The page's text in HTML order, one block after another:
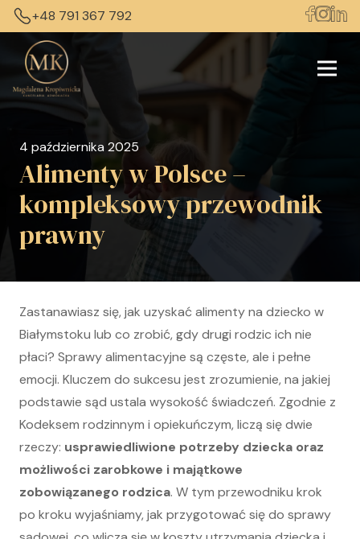
+48 791 367 792
4 października 2025
Alimenty w Polsce –
kompleksowy przewodnik
prawny
Zastanawiasz się, jak uzyskać alimenty na dziecko w
Białymstoku lub co zrobić, gdy drugi rodzic ich nie
płaci? Sprawy alimentacyjne są częste, ale i pełne
emocji. Kluczem do sukcesu jest zrozumienie, na jakiej
podstawie sąd ustala wysokość świadczeń. Zgodnie z
Kodeksem rodzinnym i opiekuńczym, liczą się dwie
rzeczy: usprawiedliwione potrzeby dziecka oraz
możliwości zarobkowe i majątkowe
zobowiązanego rodzica. W tym przewodniku krok
po kroku wyjaśniamy, jak przygotować się do sprawy